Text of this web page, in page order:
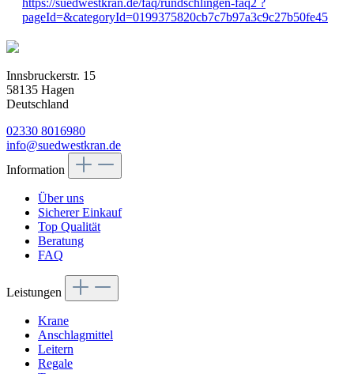
pageId=&categoryId=0199375820cb7c7b97a3c9c27b50fe45
Innsbruckerstr. 15
58135 Hagen
Deutschland
02330 8016980
info@suedwestkran.de
Information
Über uns
Sicherer Einkauf
Top Qualität
Beratung
FAQ
Leistungen
Krane
Anschlagmittel
Leitern
Regale